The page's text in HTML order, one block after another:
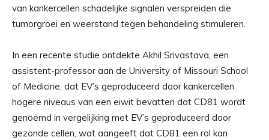
van kankercellen schadelijke signalen verspreiden die
tumorgroei en weerstand tegen behandeling stimuleren.
In een recente studie ontdekte Akhil Srivastava, een
assistent-professor aan de University of Missouri School
of Medicine, dat EV’s geproduceerd door kankercellen
hogere niveaus van een eiwit bevatten dat CD81 wordt
genoemd in vergelijking met EV’s geproduceerd door
gezonde cellen, wat aangeeft dat CD81 een rol kan